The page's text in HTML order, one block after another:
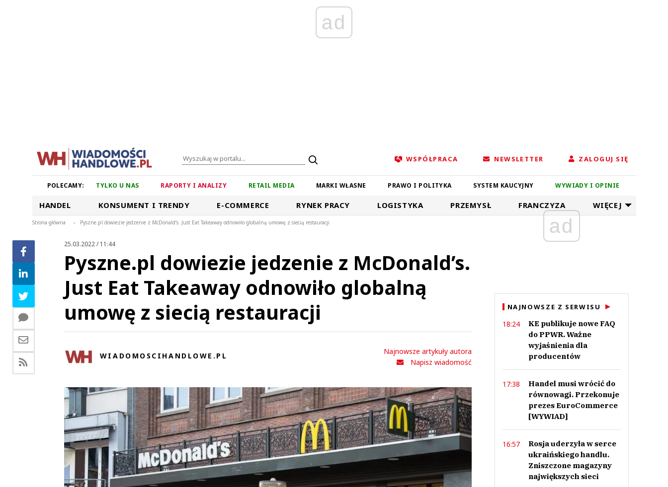
ad
WSPÓŁPRACA NEWSLETTER ZALOGUJ SIĘ
POLECAMY: TYLKO U NAS RAPORTY I ANALIZY RETAIL MEDIA MARKI WŁASNE PRAWO I POLITYKA SYSTEM KAUCYJNY WYWIADY I OPINIE
HANDEL KONSUMENT I TRENDY E-COMMERCE RYNEK PRACY LOGISTYKA PRZEMYSŁ FRANCZYZA WIĘCEJ
Strona główna > Pyszne.pl dowiezie jedzenie z McDonald’s. Just Eat Takeaway odnowiło globalną umowę z siecią restauracji
25.03.2022 / 11:44
Pyszne.pl dowiezie jedzenie z McDonald’s.
Just Eat Takeaway odnowiło globalną
umowę z siecią restauracji
WIADOMOSCIHANDLOWE.PL
Najnowsze artykuły autora
Napisz wiadomość
ad
NAJNOWSZE Z SERWISU
18:24
KE publikuje nowe FAQ
do PPWR. Ważne
wyjaśnienia dla
producentów
17:38
Handel musi wrócić do
równowagi. Przekonuje
prezes EuroCommerce
[WYWIAD]
16:57
Rosja uderzyła w serce
ukraińskiego handlu.
Zniszczone magazyny
największych sieci